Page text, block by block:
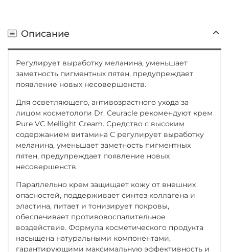
Описание
Регулирует выработку меланина, уменьшает
заметность пигментных пятен, предупреждает
появление новых несовершенств.
Для осветляющего, антивозрастного ухода за
лицом косметологи Dr. Ceuracle рекомендуют крем
Pure VC Mellight Cream. Средство с высоким
содержанием витамина C регулирует выработку
меланина, уменьшает заметность пигментных
пятен, предупреждает появление новых
несовершенств.
Параллельно крем защищает кожу от внешних
опасностей, поддерживает синтез коллагена и
эластина, питает и тонизирует покровы,
обеспечивает противовоспалительное
воздействие. Формула косметического продукта
насыщена натуральными компонентами,
гарантирующими максимальную эффективность и